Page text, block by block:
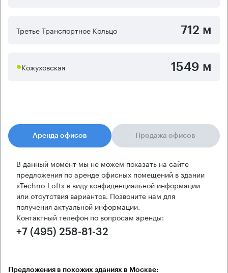
Третье Транспортное Кольцо 712 м
Кожуховская 1549 м
Аренда офисов Продажа офисов
В данный момент мы не можем показать на сайте
предложения по аренде офисных помещений в здании
«Techno Loft» в виду конфиденциальной информации
или отсутствия вариантов. Позвоните нам для
получения актуальной информации.
Контактный телефон по вопросам аренды:
+7 (495) 258-81-32
Предложения в похожих зданиях в Москве: